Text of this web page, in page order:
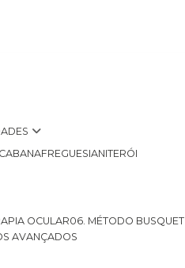
FREGUESIA
NITERÓI
OCULAR
06. MÉTODO BUSQUET
AVANÇADOS